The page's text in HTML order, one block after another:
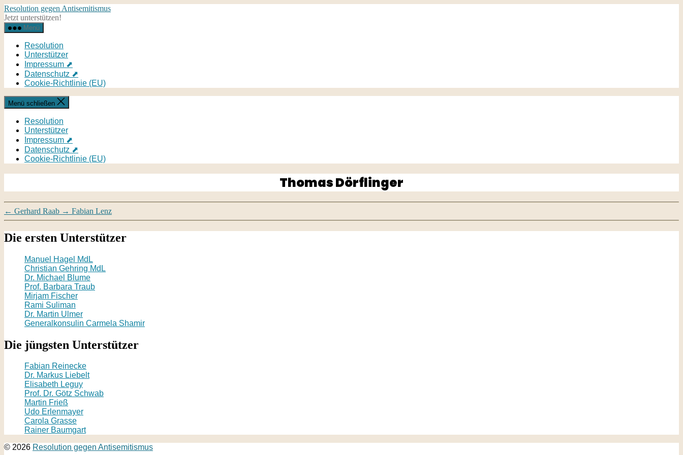
Direkt
zum
Inhalt
wechseln
Resolution gegen Antisemitismus
Jetzt unterstützen!
Menü
Resolution
Unterstützer
Impressum ⬈
Datenschutz ⬈
Cookie-Richtlinie (EU)
Menü schließen
Resolution
Unterstützer
Impressum ⬈
Datenschutz ⬈
Cookie-Richtlinie (EU)
Thomas Dörflinger
← Gerhard Raab → Fabian Lenz
Die ersten Unterstützer
Manuel Hagel MdL
Christian Gehring MdL
Dr. Michael Blume
Prof. Barbara Traub
Mirjam Fischer
Rami Suliman
Dr. Martin Ulmer
Generalkonsulin Carmela Shamir
Die jüngsten Unterstützer
Fabian Reinecke
Dr. Markus Liebelt
Elisabeth Leguy
Prof. Dr. Götz Schwab
Martin Frieß
Udo Erlenmayer
Carola Grasse
Rainer Baumgart
© 2026 Resolution gegen Antisemitismus